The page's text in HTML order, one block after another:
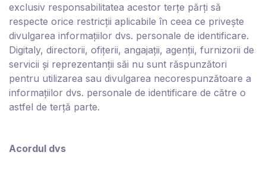
exclusiv responsabilitatea acestor terțe părți să
respecte orice restricții aplicabile în ceea ce privește
divulgarea informațiilor dvs. personale de identificare.
Digitaly, directorii, ofițerii, angajații, agenții, furnizorii de
servicii și reprezentanții săi nu sunt răspunzători
pentru utilizarea sau divulgarea necorespunzătoare a
informațiilor dvs. personale de identificare de către o
astfel de terță parte.
Acordul dvs